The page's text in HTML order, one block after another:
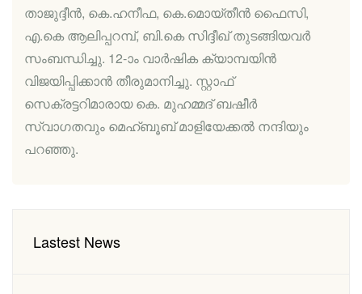
താജുദ്ദീന്‍, കെ.ഹനീഫ, കെ.മൊയ്തീന്‍ ഫൈസി,
എ.കെ ആലിപ്പറമ്പ്, ബി.കെ സിദ്ദീഖ് തുടങ്ങിയവര്‍
സംബന്ധിച്ചു. 12-ാം വാര്‍ഷിക ക്യാമ്പയിന്‍
വിജയിപ്പിക്കാന്‍ തീരുമാനിച്ചു. സ്റ്റാഫ്
സെക്രട്ടറിമാരായ കെ. മുഹമ്മദ് ബഷീര്‍
സ്വാഗതവും മെഹ്ബൂബ് മാളിയേക്കല്‍ നന്ദിയും
പറഞ്ഞു.
Lastest News